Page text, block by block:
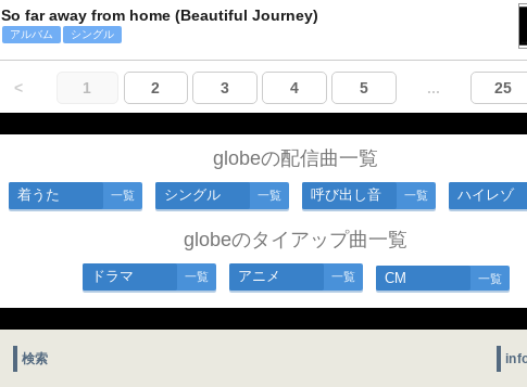
So far away from home (Beautiful Journey)
アルバム シングル
< 1 2 3 4 5 ... 25
globeの配信曲一覧
着うた 一覧 シングル 一覧 呼び出し音 一覧 ハイレゾ
globeのタイアップ曲一覧
ドラマ 一覧 アニメ 一覧 CM 一覧
検索